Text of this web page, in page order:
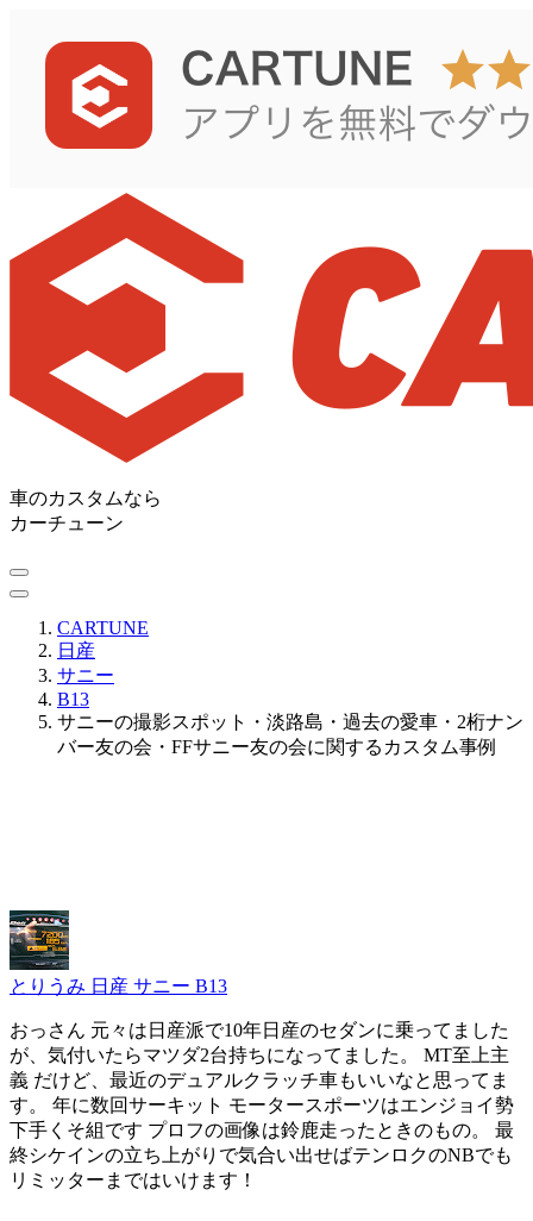
車のカスタムなら
カーチューン
CARTUNE
日産
サニー
B13
サニーの撮影スポット・淡路島・過去の愛車・2桁ナン
バー友の会・FFサニー友の会に関するカスタム事例
とりうみ 日産 サニー B13
おっさん 元々は日産派で10年日産のセダンに乗ってました
が、気付いたらマツダ2台持ちになってました。 MT至上主
義 だけど、最近のデュアルクラッチ車もいいなと思ってま
す。 年に数回サーキット モータースポーツはエンジョイ勢
下手くそ組です プロフの画像は鈴鹿走ったときのもの。 最
終シケインの立ち上がりで気合い出せばテンロクのNBでも
リミッターまではいけます！